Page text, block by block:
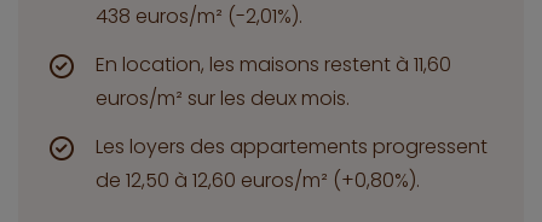
438 euros/m² (-2,01%).
En location, les maisons restent à 11,60
euros/m² sur les deux mois.
Les loyers des appartements progressent
de 12,50 à 12,60 euros/m² (+0,80%).